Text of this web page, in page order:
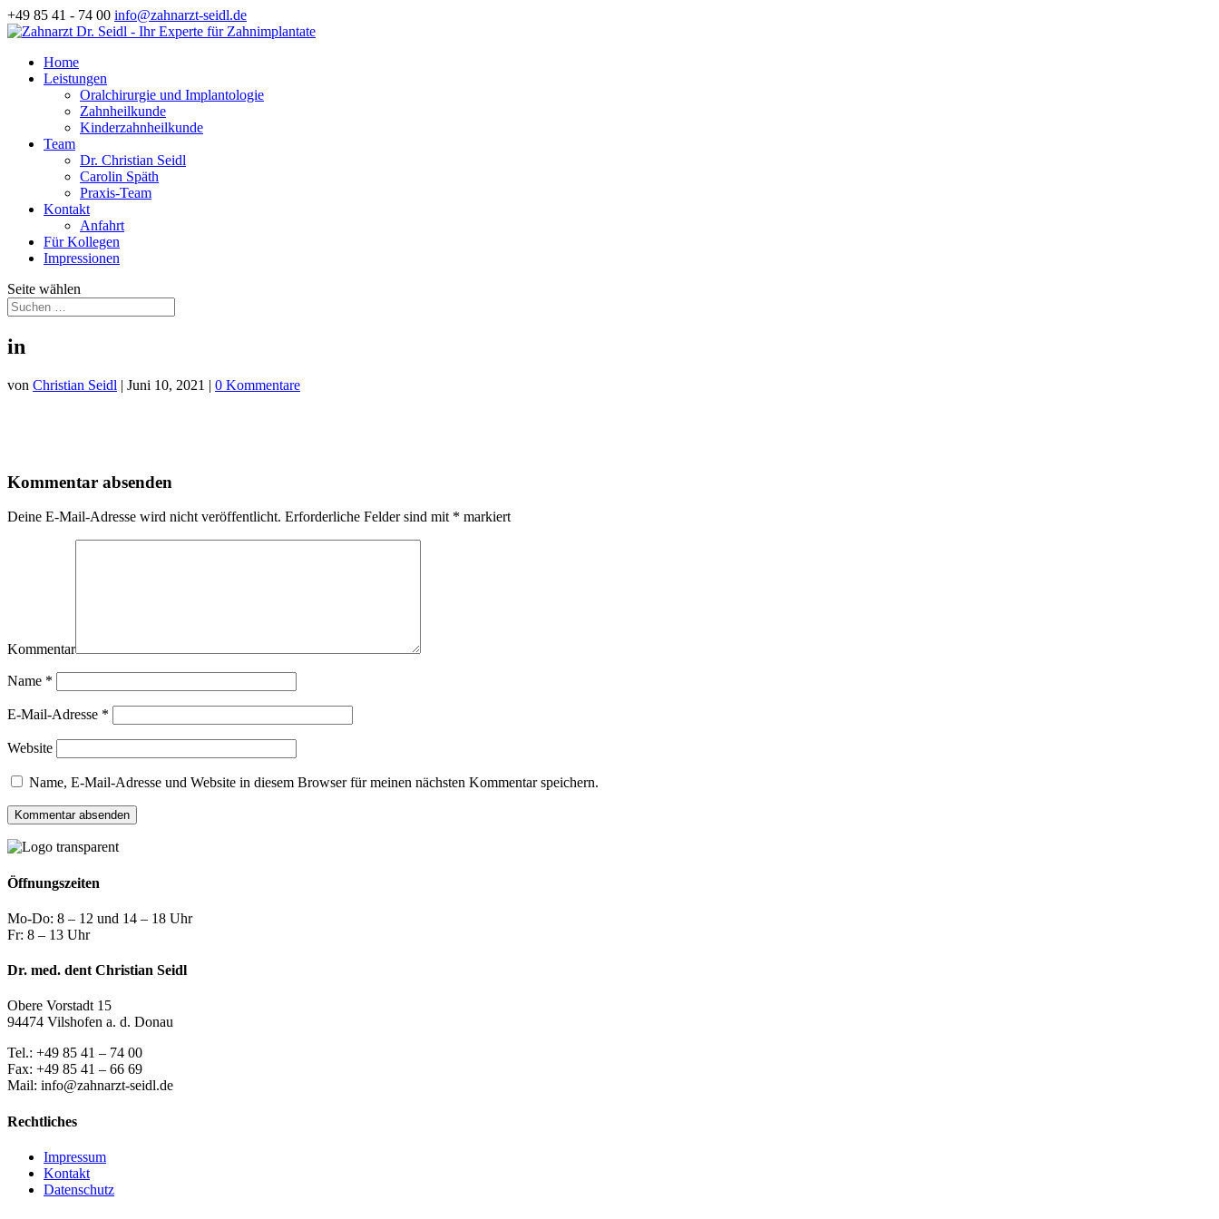
+49 85 41 - 74 00 info@zahnarzt-seidl.de
Home
Leistungen
Oralchirurgie und Implantologie
Zahnheilkunde
Kinderzahnheilkunde
Team
Dr. Christian Seidl
Carolin Späth
Praxis-Team
Kontakt
Anfahrt
Für Kollegen
Impressionen
Seite wählen
in
von Christian Seidl | Juni 10, 2021 | 0 Kommentare
Kommentar absenden
Deine E-Mail-Adresse wird nicht veröffentlicht. Erforderliche Felder sind mit * markiert
Kommentar
Name *
E-Mail-Adresse *
Website
Name, E-Mail-Adresse und Website in diesem Browser für meinen nächsten Kommentar speichern.
Öffnungszeiten
Mo-Do: 8 – 12 und 14 – 18 Uhr
Fr: 8 – 13 Uhr
Dr. med. dent Christian Seidl
Obere Vorstadt 15
94474 Vilshofen a. d. Donau
Tel.: +49 85 41 – 74 00
Fax: +49 85 41 – 66 69
Mail: info@zahnarzt-seidl.de
Rechtliches
Impressum
Kontakt
Datenschutz